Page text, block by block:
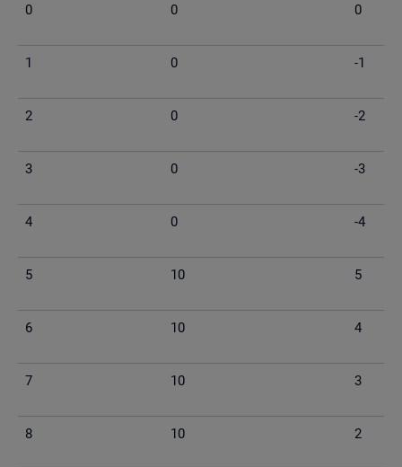
0 0 0
1 0 -1
2 0 -2
3 0 -3
4 0 -4
5 10 5
6 10 4
7 10 3
8 10 2